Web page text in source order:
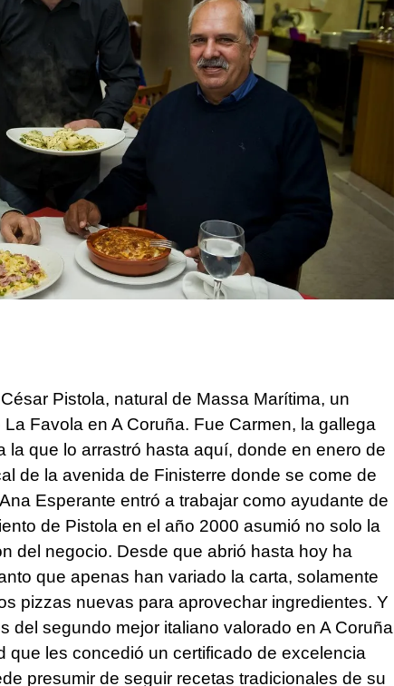
Pistola, natural de Massa Marítima, un
Favola en A Coruña. Fue Carmen, la gallega
la que lo arrastró hasta aquí, donde en enero de
de la avenida de Finisterre donde se come de
Esperante entró a trabajar como ayudante de
de Pistola en el año 2000 asumió no solo la
del negocio. Desde que abrió hasta hoy ha
que apenas han variado la carta, solamente
pizzas nuevas para aprovechar ingredientes. Y
del segundo mejor italiano valorado en A Coruña
que les concedió un certificado de excelencia
presumir de seguir recetas tradicionales de su